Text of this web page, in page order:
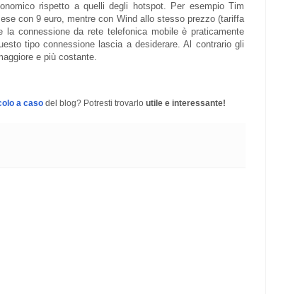
rispetto a quelli degli hotspot. Per esempio Tim
con 9 euro, mentre con Wind allo stesso prezzo (tariffa
la connessione da rete telefonica mobile è praticamente
tipo connessione lascia a desiderare. Al contrario gli
e più costante.
a caso del blog? Potresti trovarlo utile e interessante!